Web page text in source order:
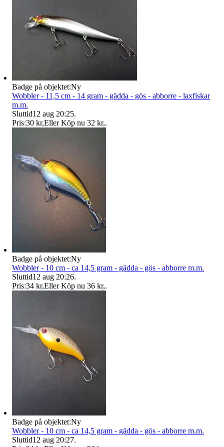
Badge på objektet:Ny
Wobbler - 11,5 cm - 14 gram - gädda - gös - abborre - laxfiskar
m.m.
Sluttid12 aug 20:25.
Pris:30 kr,Eller Köp nu 32 kr,.
Badge på objektet:Ny
Wobbler - 10 cm - ca 14,5 gram - gädda - gös - abborre m.m.
Sluttid12 aug 20:26.
Pris:34 kr,Eller Köp nu 36 kr,.
Badge på objektet:Ny
Wobbler - 10 cm - ca 14,5 gram - gädda - gös - abborre m.m.
Sluttid12 aug 20:27.